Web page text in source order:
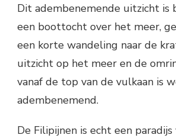
Dit adembenemende uitzicht is
een boottocht over het meer,
een korte wandeling naar de
uitzicht op het meer en de
vanaf de top van de vulkaan is
adembenemend.
De Filipijnen is echt een paradijs